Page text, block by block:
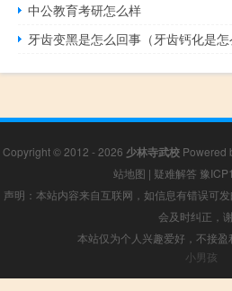
中公教育考研怎么样
牙齿变黑是怎么回事（牙齿钙化是怎
Copyright © 2012 - 2026 少林寺武校 Powered
站地图 | 疑难解答 豫
声明：本站内容来自互联网，如信息有错误可
会及时纠正，
本站仅为个人兴趣爱好，不接
小男孩